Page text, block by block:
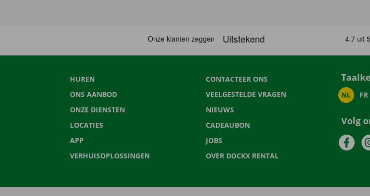
HUREN
ONS AANBOD
ONZE DIENSTEN
LOCATIES
APP
VERHUISOPLOSSINGEN
CONTACTEER ONS
VEELGESTELDE VRAGEN
NIEUWS
CADEAUBON
JOBS
OVER DOCKX RENTAL
NL FR
Volg